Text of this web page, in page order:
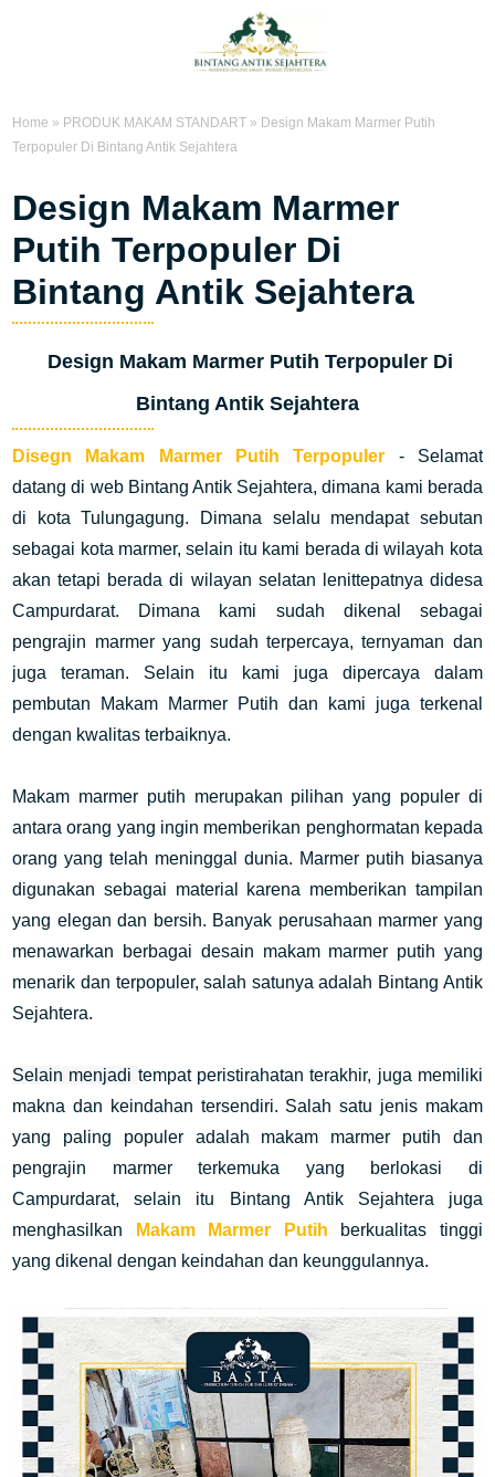
Home » PRODUK MAKAM STANDART » Design Makam Marmer Putih
Terpopuler Di Bintang Antik Sejahtera
Design Makam Marmer
Putih Terpopuler Di
Bintang Antik Sejahtera
Design Makam Marmer Putih Terpopuler Di
Bintang Antik Sejahtera
Disegn Makam Marmer Putih Terpopuler - Selamat
datang di web Bintang Antik Sejahtera, dimana kami berada
di kota Tulungagung. Dimana selalu mendapat sebutan
sebagai kota marmer, selain itu kami berada di wilayah kota
akan tetapi berada di wilayan selatan lenittepatnya didesa
Campurdarat. Dimana kami sudah dikenal sebagai
pengrajin marmer yang sudah terpercaya, ternyaman dan
juga teraman. Selain itu kami juga dipercaya dalam
pembutan Makam Marmer Putih dan kami juga terkenal
dengan kwalitas terbaiknya.
Makam marmer putih merupakan pilihan yang populer di
antara orang yang ingin memberikan penghormatan kepada
orang yang telah meninggal dunia. Marmer putih biasanya
digunakan sebagai material karena memberikan tampilan
yang elegan dan bersih. Banyak perusahaan marmer yang
menawarkan berbagai desain makam marmer putih yang
menarik dan terpopuler, salah satunya adalah Bintang Antik
Sejahtera.
Selain menjadi tempat peristirahatan terakhir, juga memiliki
makna dan keindahan tersendiri. Salah satu jenis makam
yang paling populer adalah makam marmer putih dan
pengrajin marmer terkemuka yang berlokasi di
Campurdarat, selain itu Bintang Antik Sejahtera juga
menghasilkan
Makam Marmer Putih
berkualitas tinggi
yang dikenal dengan keindahan dan keunggulannya.